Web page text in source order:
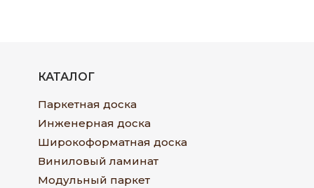
КАТАЛОГ
Паркетная доска
Инженерная доска
Широкоформатная доска
Виниловый ламинат
Модульный паркет